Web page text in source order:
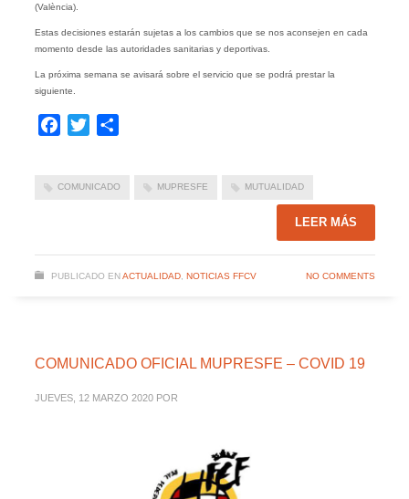
(València).
Estas decisiones estarán sujetas a los cambios que se nos aconsejen en cada
momento desde las autoridades sanitarias y deportivas.
La próxima semana se avisará sobre el servicio que se podrá prestar la
siguiente.
Facebook
Twitter
COMUNICADO MUPRESFE MUTUALIDAD
LEER MÁS
PUBLICADO EN ACTUALIDAD, NOTICIAS FFCV NO COMMENTS
COMUNICADO OFICIAL MUPRESFE – COVID 19
JUEVES, 12 MARZO 2020 POR